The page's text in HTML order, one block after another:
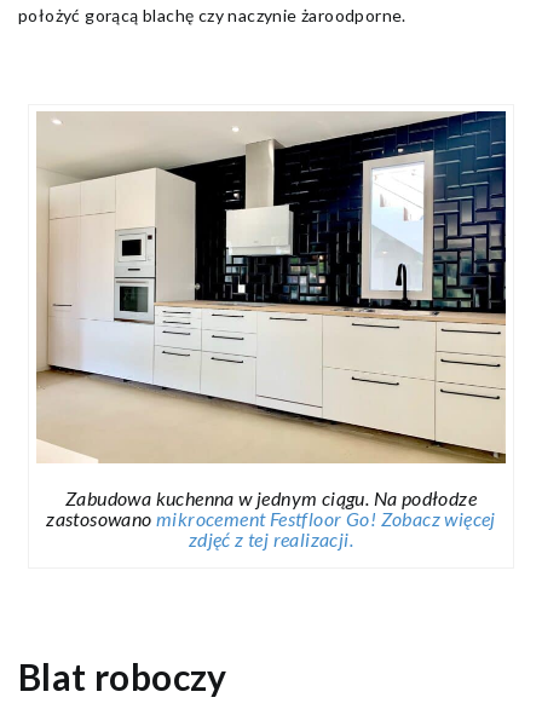
położyć gorącą blachę czy naczynie żaroodporne.
Zabudowa kuchenna w jednym ciągu. Na podłodze
zastosowanomikrocement Festfloor Go! Zobacz więcej
zdjęć z tej realizacji.
Blat roboczy